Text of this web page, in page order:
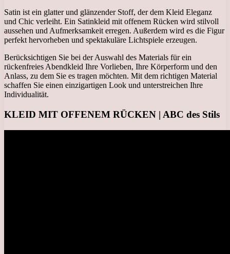
Satin ist ein glatter und glänzender Stoff, der dem Kleid Eleganz
und Chic verleiht. Ein Satinkleid mit offenem Rücken wird stilvoll
aussehen und Aufmerksamkeit erregen. Außerdem wird es die Figur
perfekt hervorheben und spektakuläre Lichtspiele erzeugen.
Berücksichtigen Sie bei der Auswahl des Materials für ein
rückenfreies Abendkleid Ihre Vorlieben, Ihre Körperform und den
Anlass, zu dem Sie es tragen möchten. Mit dem richtigen Material
schaffen Sie einen einzigartigen Look und unterstreichen Ihre
Individualität.
KLEID MIT OFFENEM RÜCKEN | ABC des Stils